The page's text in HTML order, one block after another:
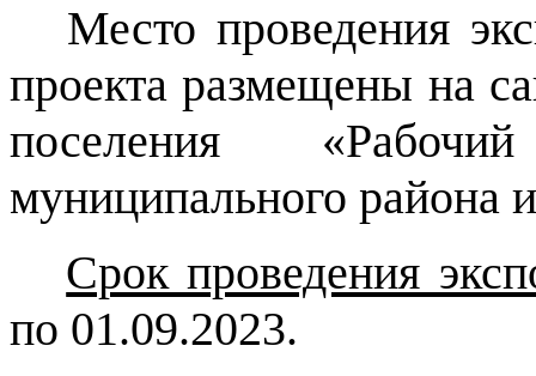
Место проведения
проекта размещены на
поселения
муниципального района
Срок проведения
по 01.09.2023.